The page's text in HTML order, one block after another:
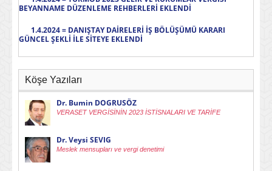
BEYANNAME DÜZENLEME REHBERLERİ EKLENDİ
1.4.2024 = DANIŞTAY DAİRELERİ İŞ BÖLÜŞÜMÜ KARARI
GÜNCEL ŞEKLİ İLE SİTEYE EKLENDİ
Köşe Yazıları
Dr. Bumin DOGRUSÖZ
VERASET VERGİSİNİN 2023 İSTİSNALARI VE TARİFE
Dr. Veysi SEVIG
Meslek mensupları ve vergi denetimi